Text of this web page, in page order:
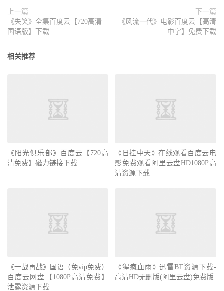
上一篇
《失笑》全集百度云【720高清
国语版】下载
下一篇
《风流一代》电影百度云【高清
中字】免费下载
相关推荐
《阳光俱乐部》百度云【720高
清免费】磁力链接下载
《日挂中天》在线观看百度云电
影免费观看阿里云盘HD1080P高
清资源下载
《一战再战》国语（免vip免费）
百度云网盘【1080P高清免费】
泄露资源下载
《猩疯血雨》迅雷BT资源下载-
高清HD无删版(阿里云盘)免费版